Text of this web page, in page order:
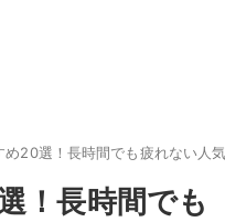
20選！長時間でも疲れない人気
！長時間でも